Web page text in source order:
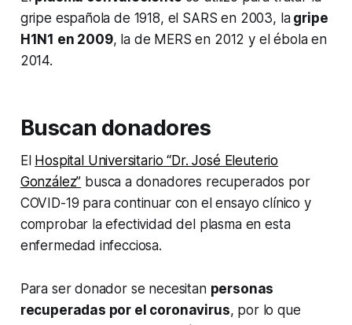
gripe española de 1918, el SARS en 2003, lagripe
H1N1 en 2009, la de MERS en 2012 y el ébola en
2014.
Buscan donadores
El Hospital Universitario “Dr. José Eleuterio
González” busca a donadores recuperados por
COVID-19 para continuar con el ensayo clínico y
comprobar la efectividad del plasma en esta
enfermedad infecciosa.
Para ser donador se necesitan personas
recuperadas por el coronavirus, por lo que